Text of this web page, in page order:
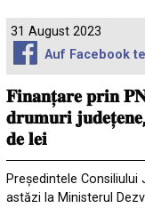
31 August 2023
Auf Facebook
𝐅𝐢𝐧𝐚𝐧𝐭̦𝐚𝐫𝐞 𝐩𝐫𝐢𝐧
𝐝𝐫𝐮𝐦𝐮𝐫𝐢
𝐝𝐞 𝐥𝐞𝐢
Președintele
astăzi la Ministerul